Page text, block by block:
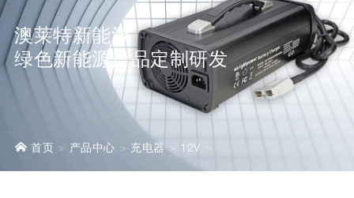
澳莱特新能源
绿色新能源产品定制研发
首页 产品中心 充电器 12V